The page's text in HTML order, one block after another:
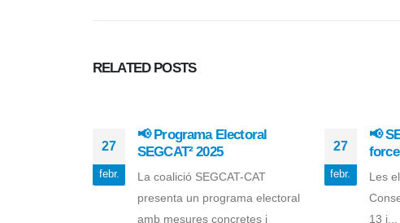
RELATED POSTS
27
febr.
📢 Programa Electoral
SEGCAT² 2025
La coalició SEGCAT-CAT
presenta un programa electoral
amb mesures concretes i
27
febr.
📢
Les
13 i...